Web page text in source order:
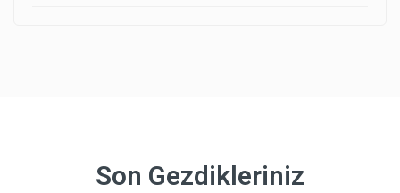
Son Gezdikleriniz